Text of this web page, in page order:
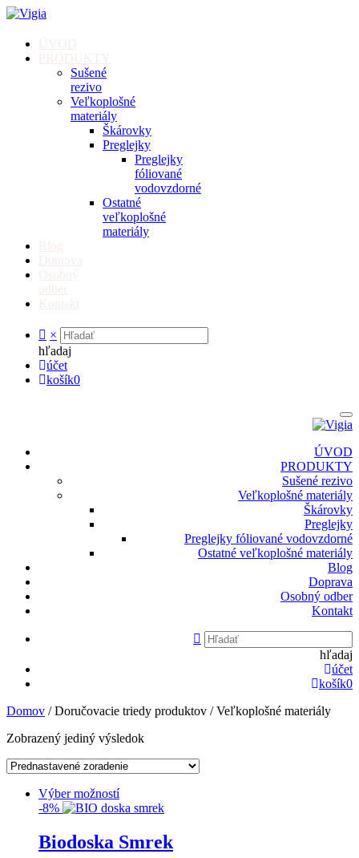
Sušené
rezivo
Veľkoplošné
materiály
Škárovky
Preglejky
Preglejky
fóliované
vodovzdorné
Ostatné
veľkoplošné
materiály
×
hľadaj
účet
košík0
ÚVOD
PRODUKTY
Sušené rezivo
Veľkoplošné materiály
Škárovky
Preglejky
Preglejky fóliované vodovzdorné
Ostatné veľkoplošné materiály
Blog
Doprava
Osobný odber
Kontakt
hľadaj
účet
košík0
Domov / Doručovacie triedy produktov / Veľkoplošné materiály
Zobrazený jediný výsledok
Výber možností
-8%
Biodoska Smrek